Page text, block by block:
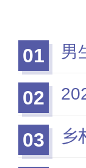
01
男
02
03 乡